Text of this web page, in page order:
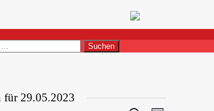
Poppenbüttel
für 29.05.2023